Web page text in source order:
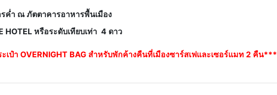
ค่ำ ณ ภัตตาคารอาหารพื้นเมือง
HOTEL หรือระดับเทียบเท่า 4 ดาว
เป๋า OVERNIGHT BAG สำหรับพักค้างคืนที่เมืองซาร์สเฟและเซอร์แมท 2 คืน***